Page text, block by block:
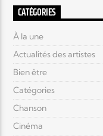
CATÉGORIES
À la une
Actualités des artistes
Bien être
Catégories
Chanson
Cinéma